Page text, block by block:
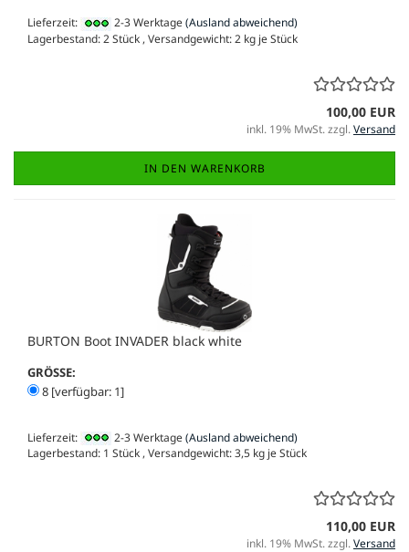
Lieferzeit: 2-3 Werktage(Ausland abweichend)
Lagerbestand: 2 Stück , Versandgewicht:2 kg je Stück
100,00 EUR
inkl. 19% MwSt. zzgl.Versand
IN DEN WARENKORB
BURTON Boot INVADER black white
GRÖSSE:
8 [verfügbar: 1]
Lieferzeit: 2-3 Werktage(Ausland abweichend)
Lagerbestand: 1 Stück , Versandgewicht:3,5 kg je Stück
110,00 EUR
inkl. 19% MwSt. zzgl.Versand